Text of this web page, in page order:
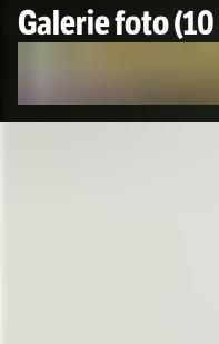
Galerie foto